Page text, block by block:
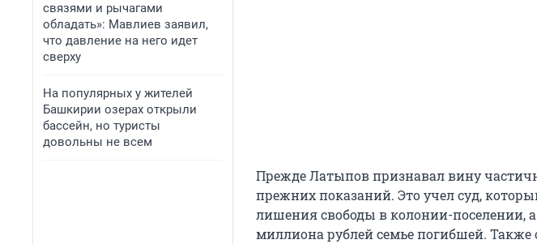
связями и рычагами
обладать»: Мавлиев заявил,
что давление на него идет
сверху
На популярных у жителей
Башкирии озерах открыли
бассейн, но туристы
довольны не всем
Прежде Латыпов признавал вину
прежних показаний. Это учел суд,
лишения свободы в колонии-поселении,
миллиона рублей семье погибшей.